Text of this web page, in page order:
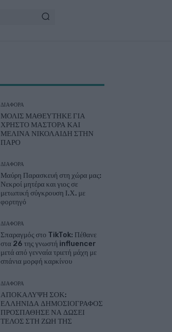
ΔΙΆΦΟΡΑ
ΜΟΛΙΣ ΜΑΘΕΥΤΗΚΕ ΓΙΑ
ΧΡΗΣΤΟ ΜΑΣΤΟΡΑ ΚΑΙ
ΜΕΛΙΝΑ ΝΙΚΟΛΑΙΔΗ ΣΤΗΝ
ΠΑΡΟ
ΔΙΆΦΟΡΑ
Μαύρη Παρασκευή στη χώρα μας:
Νεκροί μητέρα και γιος σε
μετωπική σύγκρουση Ι.Χ. με
φορτηγό
ΔΙΆΦΟΡΑ
Σπαραγμός στο TikTok: Πέθανε
στα 26 της γνωστή influencer
μετά από γενναία τριετή μάχη με
σπάνια μορφή καρκίνου
ΔΙΆΦΟΡΑ
ΑΠΟΚΑΛΥΨΗ ΣΟΚ:
ΕΛΛΗΝΙΔΑ ΔΗΜΟΣΙΟΓΡΑΦΟΣ
ΠΡΟΣΠΑΘΗΣΕ ΝΑ ΔΩΣΕΙ
ΤΕΛΟΣ ΣΤΗ ΖΩΗ ΤΗΣ